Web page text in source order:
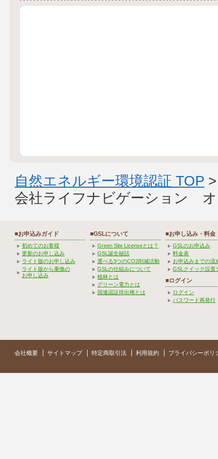
自然エネルギー環境認証 TOP
会社ライフナビゲーション
■お申込みガイド
初めてのお客様
更新のお申し込み
ライト版のお申し込み
ライト版から乗換の
お申し込み
■GSLについて
Green Site Licenseとは？
GSL誕生秘話
選べる3つのCO2削減活動
GSLの仕組みについて
植林とは
グリーン電力とは
国連認証排出権とは
■お申し込み・料金
GSLのお申込み
料金表
お申込みまでの流
GSLクイック設置
■ログイン
ログイン
パスワード再発行
会社概要 サイトマップ 特定商取引法 利用規約 プライバシーポリ